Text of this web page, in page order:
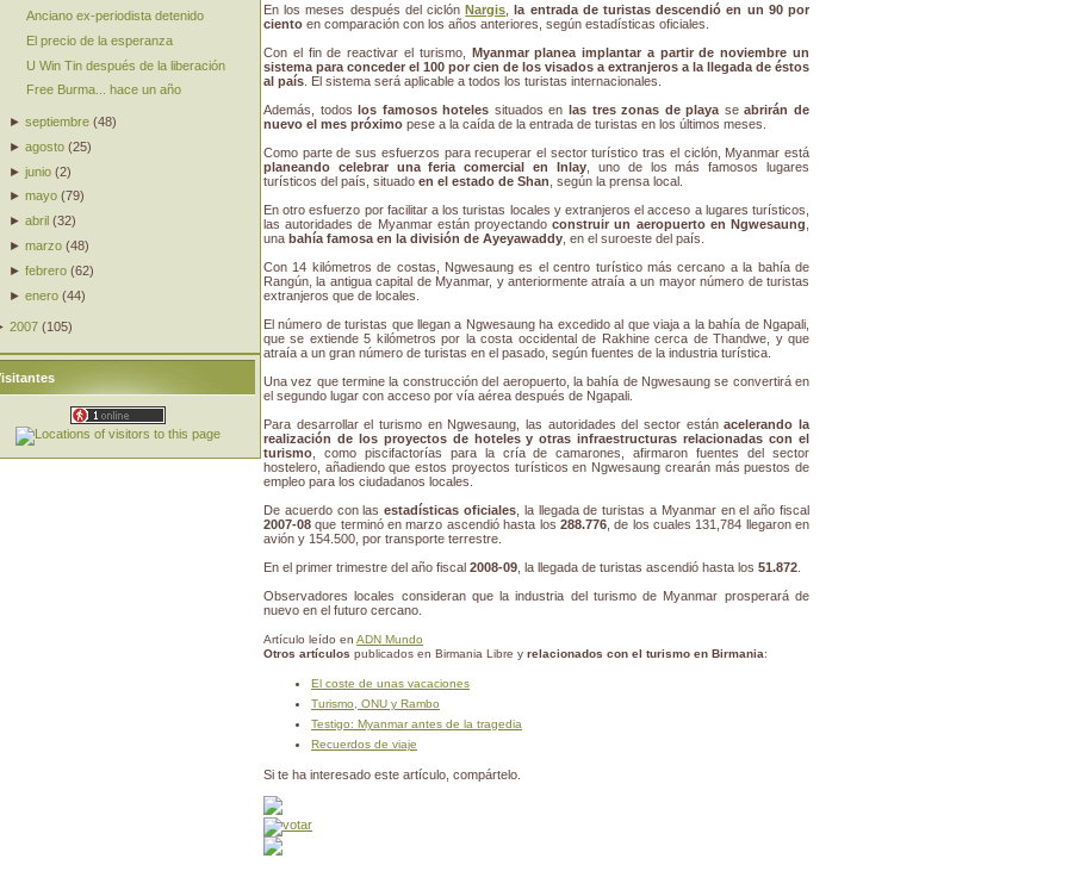
En los meses después del ciclónNargis ,la entrada de turistas descendió en un 90 por
ciento en comparación con los años anteriores, según estadísticas oficiales.
Con el fin de reactivar el turismo, Myanmar planea implantar a partir de noviembre un
sistema para conceder el 100 por cien de los visados a extranjeros a la llegada de éstos
al país . El sistema será aplicable a todos los turistas internacionales.
Además, todoslos famosos hoteles situados enlas tres zonas de playa seabrirán de
nuevo el mes próximo pese a la caída de la entrada de turistas en los últimos meses.
Como parte de sus esfuerzos para recuperar el sector turístico tras el ciclón, Myanmar está
planeando celebrar una feria comercial en Inlay , uno de los más famosos lugares
turísticos del país, situado en el estado de Shan , según la prensa local.
En otro esfuerzo por facilitar a los turistas locales y extranjeros el acceso a lugares turísticos,
las autoridades de Myanmar están proyectandoconstruir un aeropuerto en Ngwesaung
una bahía famosa en la división de Ayeyawaddy , en el suroeste del país.
Con 14 kilómetros de costas, Ngwesaung es el centro turístico más cercano a la bahía de
Rangún, la antigua capital de Myanmar, y anteriormente atraía a un mayor número de turistas
extranjeros que de locales.
El número de turistas que llegan a Ngwesaung ha excedido al que viaja a la bahía de Ngapali,
que se extiende 5 kilómetros por la costa occidental de Rakhine cerca de Thandwe, y que
atraía a un gran número de turistas en el pasado, según fuentes de la industria turística.
Una vez que termine la construcción del aeropuerto, la bahía de Ngwesaung se convertirá en
el segundo lugar con acceso por vía aérea después de Ngapali.
Para desarrollar el turismo en Ngwesaung, las autoridades del sector estánacelerando la
realización de los proyectos de hoteles y otras infraestructuras relacionadas con el
turismo , como piscifactorías para la cría de camarones, afirmaron fuentes del sector
hostelero, añadiendo que estos proyectos turísticos en Ngwesaung crearán más puestos de
empleo para los ciudadanos locales.
De acuerdo con lasestadísticas oficiales , la llegada de turistas a Myanmar en el año fiscal
2007-08 que terminó en marzo ascendió hasta los 288.776, de los cuales 131,784 llegaron en
avión y 154.500, por transporte terrestre.
En el primer trimestre del año fiscal 2008-09 , la llegada de turistas ascendió hasta los 51.872
Observadores locales consideran que la industria del turismo de Myanmar prosperará de
nuevo en el futuro cercano.
Artículo leído en ADN Mundo
Otros artículos publicados en Birmania Libre y relacionados con el turismo en Birmania:
El coste de unas vacaciones
Turismo, ONU y Rambo
Testigo: Myanmar antes de la tragedia
Recuerdos de viaje
Si te ha interesado este artículo, compártelo.
Anciano ex-periodista detenido
El precio de la esperanza
U Win Tin después de la liberación
Free Burma... hace un año
►septiembre (48)
►agosto (25)
►junio (2)
►mayo (79)
►abril (32)
►marzo (48)
►febrero (62)
►enero (44)
2007 (105)